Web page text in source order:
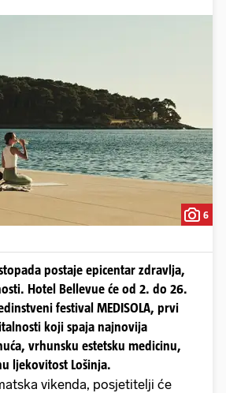
6
postaje epicentar zdravlja,
Hotel Bellevue će od 2. do 26.
festival MEDISOLA, prvi
koji spaja najnovija
vrhunsku estetsku medicinu,
ljekovitost Lošinja.
vikenda, posjetitelji će